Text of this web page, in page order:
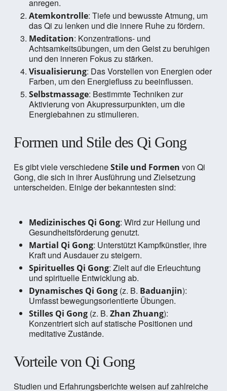
anregen.
Atemkontrolle: Tiefe und bewusste Atmung, um
das Qi zu lenken und die innere Ruhe zu fördern.
Meditation: Konzentrations- und
Achtsamkeitsübungen, um den Geist zu beruhigen
und den inneren Fokus zu stärken.
Visualisierung: Das Vorstellen von Energien oder
Farben, um den Energiefluss zu beeinflussen.
Selbstmassage: Bestimmte Techniken zur
Aktivierung von Akupressurpunkten, um die
Energiebahnen zu stimulieren.
Formen und Stile des Qi Gong
Es gibt viele verschiedeneStile und Formen von Qi
Gong, die sich in ihrer Ausführung und Zielsetzung
unterscheiden. Einige der bekanntesten sind:
Medizinisches Qi Gong: Wird zur Heilung und
Gesundheitsförderung genutzt.
Martial Qi Gong: Unterstützt Kampfkünstler, ihre
Kraft und Ausdauer zu steigern.
Spirituelles Qi Gong: Zielt auf die Erleuchtung
und spirituelle Entwicklung ab.
Dynamisches Qi Gong(z. B. Baduanjin):
Umfasst bewegungsorientierte Übungen.
Stilles Qi Gong(z. B. Zhan Zhuang):
Konzentriert sich auf statische Positionen und
meditative Zustände.
Vorteile von Qi Gong
Studien und Erfahrungsberichte weisen auf zahlreiche